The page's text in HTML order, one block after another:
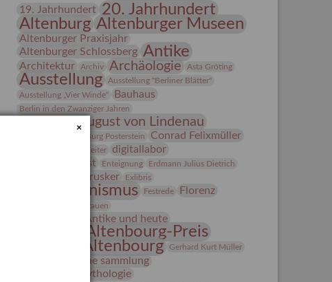
19. Jahrhundert 20. Jahrhundert
Altenburg Altenburger Museen
Altenburger Praxisjahr
Altenburger Schlossberg Antike
Architektur Archiv Archäologie Asta Gröting
Ausstellung
Ausstellung "Berliner Blätter"
Ausstellung „Vier Winde“
Bauhaus
Berlin in den Zwanziger Jahren
Bernhard August von Lindenau
Burg Posterstein Conrad Felixmüller
Der Blaue Reiter
digitallabor
Entartete Kunst
Enteignung
Erdmann Julius Dietrich
estrusker Exlibris
Expressionismus Festrede Florenz
frauen
Frauen in der Antike und heute
Gerhard-Altenbourg-Preis
Gerhard Altenbourg
Gerhard Kurt Müller
grafische sammlung
griechische Mythologie
×